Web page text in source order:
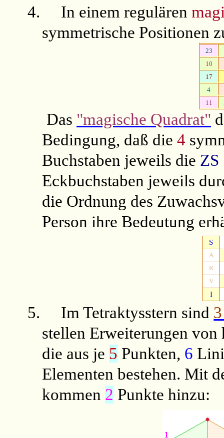
4. In einem regulären
symmetrische Positionen
23
10
17
4
11
Das "magische Quadrat"
Bedingung, daß die 4
Buchstaben jeweils die ZS
Eckbuchstaben jeweils
die Ordnung des
Person ihre Bedeutung
S
A
R
V
I
5. Im Tetraktysstern sind
stellen Erweiterungen von
die aus je 5 Punkten, 6
Elementen bestehen. Mit
kommen 2 Punkte hinzu: